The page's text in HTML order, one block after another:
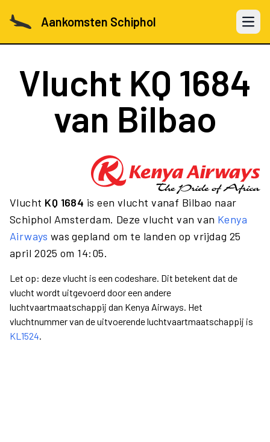
Aankomsten Schiphol Open
Vlucht KQ 1684
van Bilbao
Vlucht KQ 1684 is een vlucht vanaf Bilbao naar
Schiphol Amsterdam. Deze vlucht van van Kenya
Airways was gepland om te landen op vrijdag 25
april 2025 om 14:05.
Let op: deze vlucht is een codeshare. Dit betekent dat de
vlucht wordt uitgevoerd door een andere
luchtvaartmaatschappij dan Kenya Airways. Het
vluchtnummer van de uitvoerende luchtvaartmaatschappij is
KL1524.